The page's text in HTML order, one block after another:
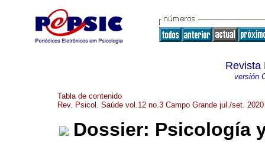
Revista
versión
Tabla de contenido
Rev. Psicol. Saúde vol.12 no.3 Campo Grande jul./set. 2020
Dossier: Psicología